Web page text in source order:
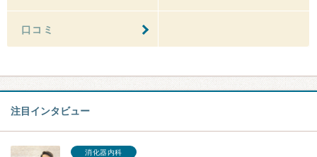
口コミ
注目インタビュー
消化器内科